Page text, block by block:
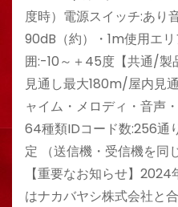
度時）電源スイッチ:あり
90dB（約）・1m使用エ
囲:-10～＋45度【共通/製
見通し最大180m/屋内見
ャイム・メロディ・音声
64種類IDコード数:256通
定 （送信機・受信機を同
【重要なお知らせ】
はナカバヤシ株式会社と